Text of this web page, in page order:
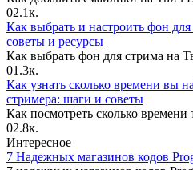
02.1к.
Как выбрать и настроить фон
советы и ресурсы
Как выбрать фон для стрима на
01.3к.
Как узнать сколько времени вы
стримера: шаги и советы
Как посмотреть сколько
02.8к.
Интересное
7 Надежных магазинов кодов